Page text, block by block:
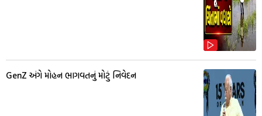
GenZ અંગે મોહન ભાગવતનું મોટું નિવેદન